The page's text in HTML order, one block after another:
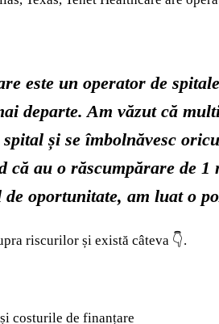
este un operator de
departe. Am văzut că
și se îmbolnăvesc
că au o răscumpărare de
de oportunitate, am luat o
riscurilor și există câteva 👇.
costurile de finanțare